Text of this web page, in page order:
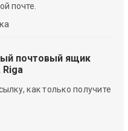
почте.
почтовый ящик
Riga
как только получите